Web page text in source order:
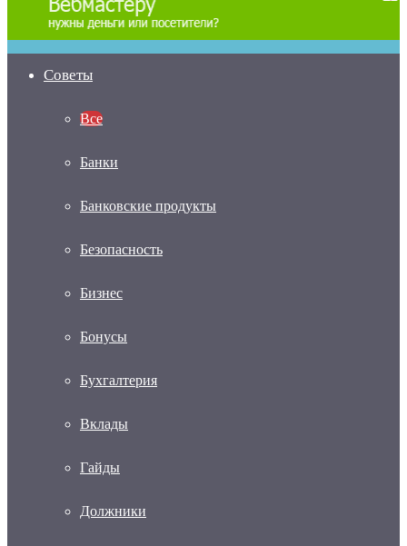
Советы
Все
Банки
Банковские продукты
Безопасность
Бизнес
Бонусы
Бухгалтерия
Вклады
Гайды
Должники